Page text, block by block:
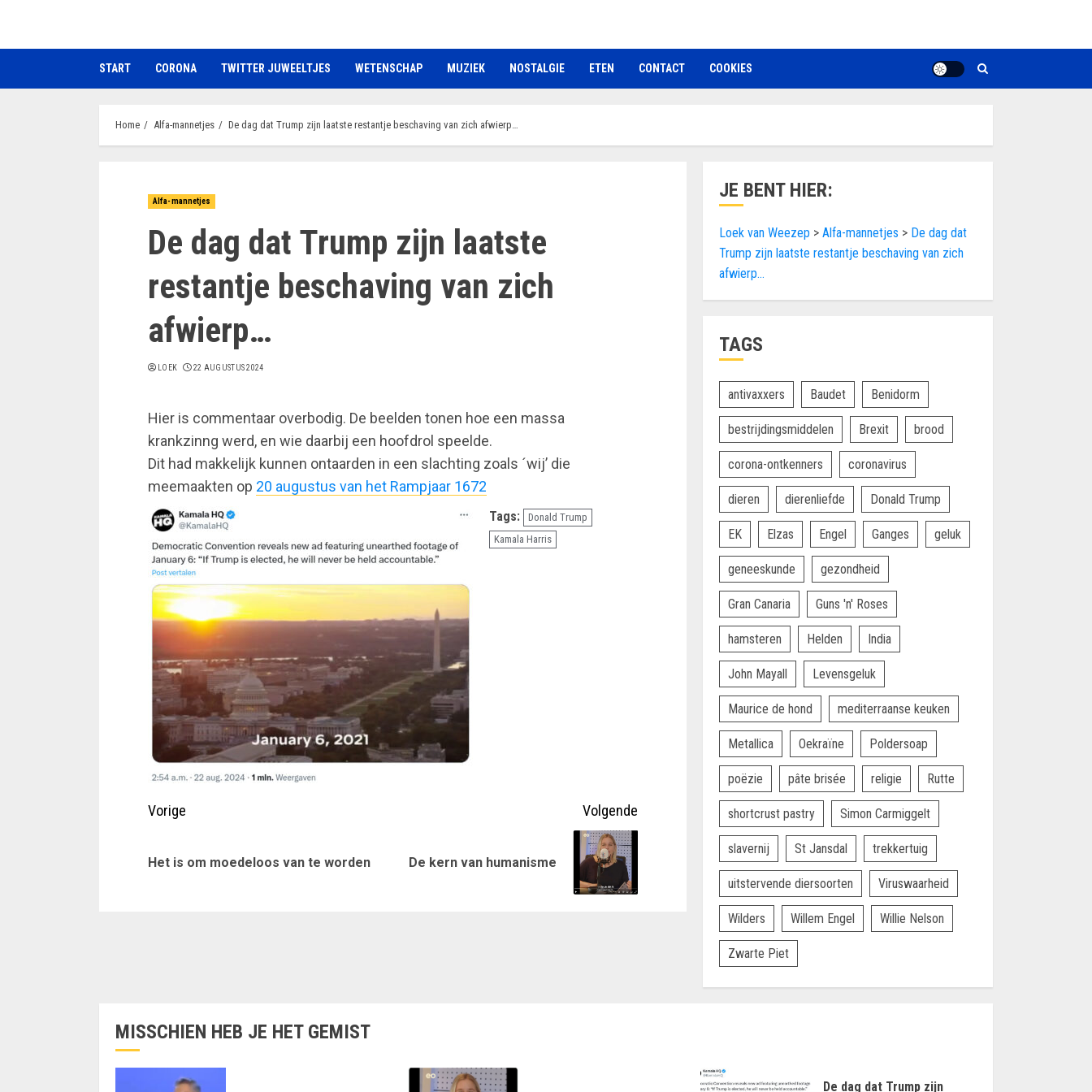
de
START CORONA TWITTER JUWEELTJES WETENSCHAP MUZIEK NOSTALGIE ETEN CONTACT COOKIES
Home Alfa-mannetjes De dag dat Trump zijn laatste restantje beschaving van zich afwierp…
Alfa-mannetjes
De dag dat Trump zijn laatste
restantje beschaving van zich
afwierp…
LOEK 22 AUGUSTUS 2024
Hier is commentaar overbodig. De beelden tonen hoe een massa
krankzinng werd, en wie daarbij een hoofdrol speelde.
Dit had makkelijk kunnen ontaarden in een slachting zoals ´wij’ die
meemaakten op 20 augustus van het Rampjaar 1672
Tags:
Donald Trump
Kamala Harris
Doorgaan
met
lezen
Vorige
Vorig
Het is om moedeloos van te worden
Volgende
Volgende
De kern van humanisme
JE BENT HIER:
Loek van Weezep >Alfa-mannetjes > De dag dat
Trump zijn laatste restantje beschaving van zich
afwierp…
TAGS
antivaxxers Baudet Benidorm
bestrijdingsmiddelen Brexit brood
corona-ontkenners coronavirus
dieren dierenliefde Donald Trump
EK Elzas Engel Ganges geluk
geneeskunde gezondheid
Gran Canaria Guns 'n' Roses
hamsteren Helden India
John Mayall Levensgeluk
Maurice de hond mediterraanse keuken
Metallica Oekraïne Poldersoap
poëzie pâte brisée religie Rutte
shortcrust pastry Simon Carmiggelt
slavernij St Jansdal trekkertuig
uitstervende diersoorten Viruswaarheid
Wilders Willem Engel Willie Nelson
Zwarte Piet
MISSCHIEN HEB JE HET GEMIST
De dag dat Trump zijn